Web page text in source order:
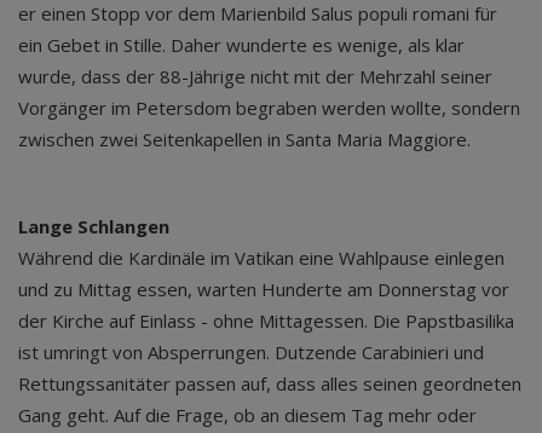
er einen Stopp vor dem Marienbild Salus populi romani für
ein Gebet in Stille. Daher wunderte es wenige, als klar
wurde, dass der 88-Jährige nicht mit der Mehrzahl seiner
Vorgänger im Petersdom begraben werden wollte, sondern
zwischen zwei Seitenkapellen in Santa Maria Maggiore.
Lange Schlangen
Während die Kardinäle im Vatikan eine Wahlpause einlegen
und zu Mittag essen, warten Hunderte am Donnerstag vor
der Kirche auf Einlass - ohne Mittagessen. Die Papstbasilika
ist umringt von Absperrungen. Dutzende Carabinieri und
Rettungssanitäter passen auf, dass alles seinen geordneten
Gang geht. Auf die Frage, ob an diesem Tag mehr oder